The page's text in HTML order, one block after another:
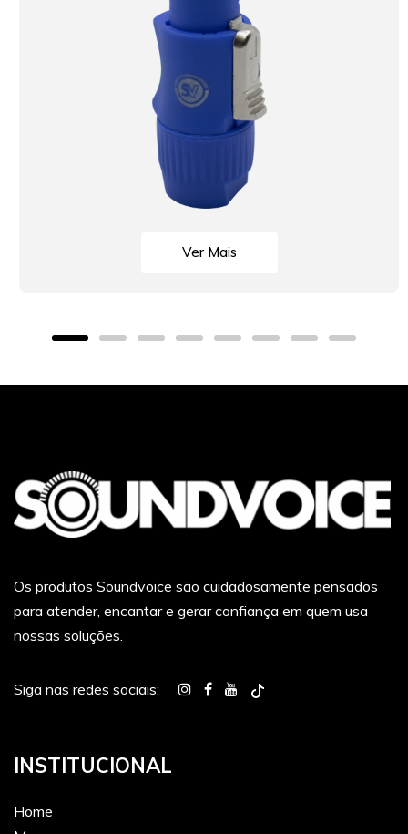
Ver Mais
Os produtos Soundvoice são cuidadosamente pensados
para atender, encantar e gerar confiança em quem usa
nossas soluções.
Siga nas redes sociais:
INSTITUCIONAL
Home